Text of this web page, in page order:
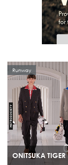
ONITSUKA
Runway